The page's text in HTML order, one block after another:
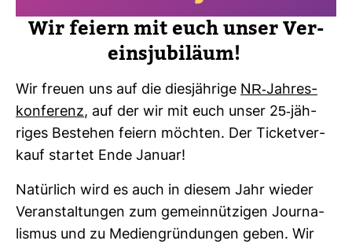
Wir feiern mit euch unser Ver­
eins­ju­bi­läum!
Wir freuen uns auf die dies­jäh­rige NR-​Jah­res­
kon­fe­renz, auf der wir mit euch unser 25-​jäh­
riges Bestehen feiern möchten. Der Ticket­ver­
kauf startet Ende Januar!
Natür­lich wird es auch in diesem Jahr wieder
Ver­an­stal­tungen zum gemein­nüt­zigen Jour­na­
lismus und zu Medi­en­grün­dungen geben. Wir